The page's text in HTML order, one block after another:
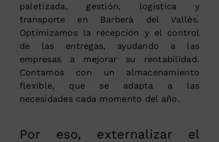
paletizada, gestión, logística y
transporte en Barberà del Vallès.
Optimizamos la recepción y el control
de las entregas, ayudando a las
empresas a mejorar su rentabilidad.
Contamos con un almacenamiento
flexible, que se adapta a las
necesidades cada momento del año.
Por eso, externalizar el